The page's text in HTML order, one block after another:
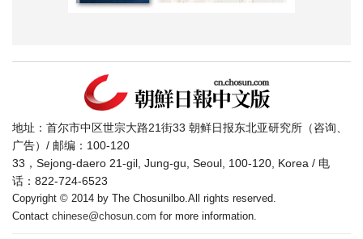
地址：首尔市中区世宗大路21街33 朝鲜日报东北亚研究所（咨询、
广告）/ 邮编：100-120
33，Sejong-daero 21-gil, Jung-gu, Seoul, 100-120, Korea / 电
话：822-724-6523
Copyright © 2014 by The Chosunilbo.All rights reserved.
Contact chinese@chosun.com for more information.